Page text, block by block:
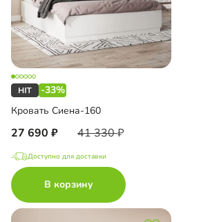
-33%
Кровать Сиена-160
27 690 41 330
Доступно для доставки
В корзину